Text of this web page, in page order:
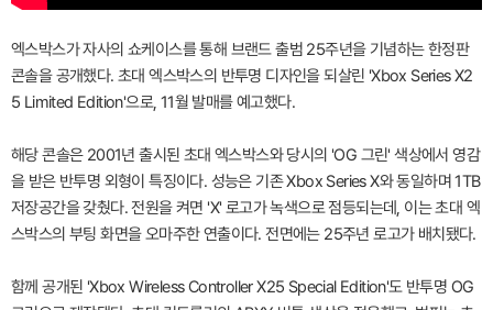
엑스박스가 자사의 쇼케이스를 통해 브랜드 출범 25주년을 기념하는 한정판
콘솔을 공개했다. 초대 엑스박스의 반투명 디자인을 되살린 'Xbox Series X2
5 Limited Edition'으로, 11월 발매를 예고했다.
해당 콘솔은 2001년 출시된 초대 엑스박스와 당시의 'OG 그린' 색상에서 영감
을 받은 반투명 외형이 특징이다. 성능은 기존 Xbox Series X와 동일하며 1TB
저장공간을 갖췄다. 전원을 켜면 'X' 로고가 녹색으로 점등되는데, 이는 초대 엑
스박스의 부팅 화면을 오마주한 연출이다. 전면에는 25주년 로고가 배치됐다.
함께 공개된 'Xbox Wireless Controller X25 Special Edition'도 반투명 OG